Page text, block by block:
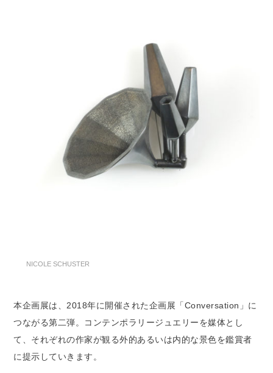
NICOLE SCHUSTER
本企画展は、2018年に開催された企画展「Conversation」に
つながる第二弾。コンテンポラリージュエリーを媒体とし
て、それぞれの作家が観る外的あるいは内的な景色を鑑賞者
に提示していきます。